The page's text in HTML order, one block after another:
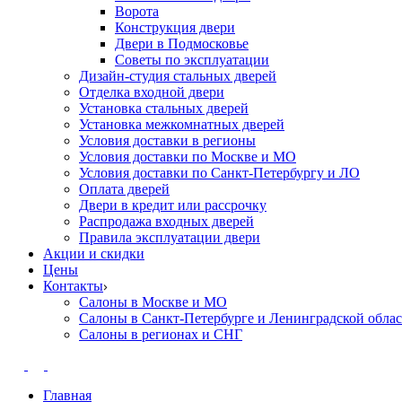
Ворота
Конструкция двери
Двери в Подмосковье
Cоветы по эксплуатации
Дизайн-студия стальных дверей
Отделка входной двери
Установка стальных дверей
Установка межкомнатных дверей
Условия доставки в регионы
Условия доставки по Москве и МО
Условия доставки по Санкт-Петербургу и ЛО
Оплата дверей
Двери в кредит или рассрочку
Распродажа входных дверей
Правила эксплуатации двери
Акции и скидки
Цены
Контакты
Салоны в Москве и МО
Салоны в Санкт-Петербурге и Ленинградской
Салоны в регионах и СНГ
Главная